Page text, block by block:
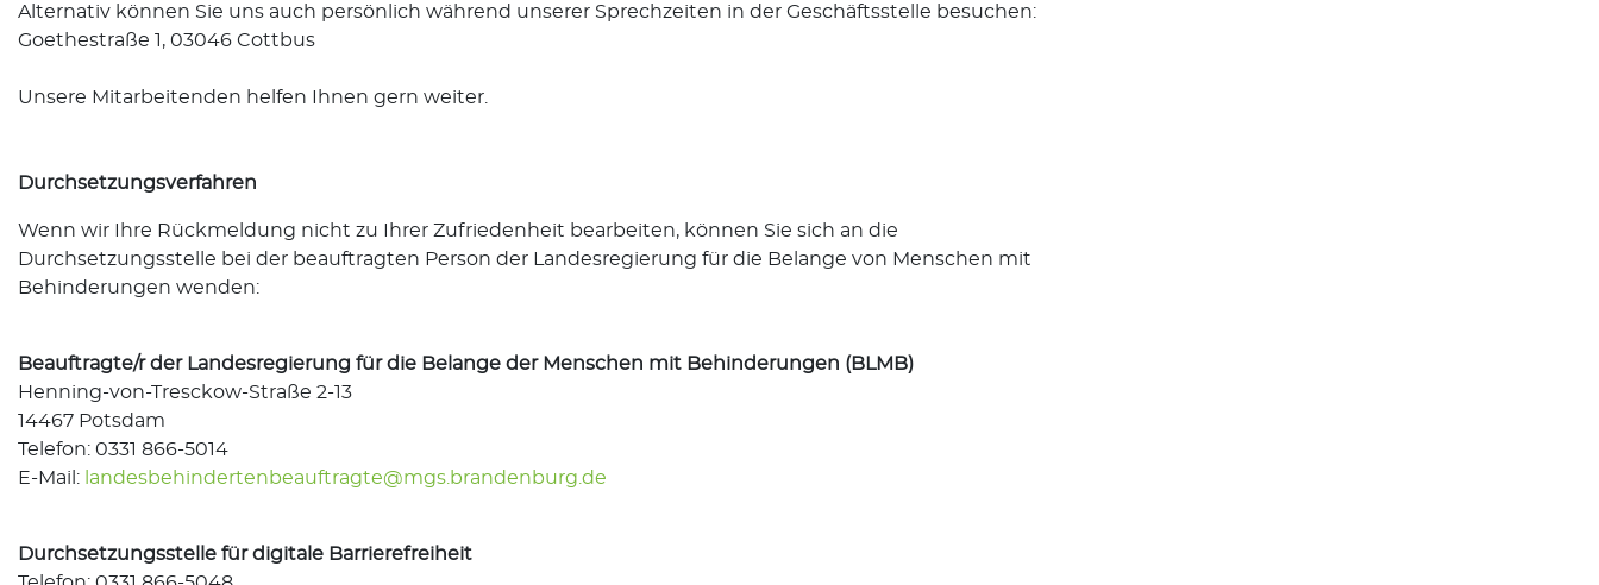
Alternativ können Sie uns auch persönlich während unserer Sprechzeiten in der Geschäftsstelle besuchen:
Goethestraße 1, 03046 Cottbus
Unsere Mitarbeitenden helfen Ihnen gern weiter.
Durchsetzungsverfahren
Wenn wir Ihre Rückmeldung nicht zu Ihrer Zufriedenheit bearbeiten, können Sie sich an die
Durchsetzungsstelle bei der beauftragten Person der Landesregierung für die Belange von Menschen mit
Behinderungen wenden:
Beauftragte/r der Landesregierung für die Belange der Menschen mit Behinderungen (BLMB)
Henning-von-Tresckow-Straße 2-13
14467 Potsdam
Telefon: 0331 866-5014
E-Mail: landesbehindertenbeauftragte@mgs.brandenburg.de
Durchsetzungsstelle für digitale Barrierefreiheit